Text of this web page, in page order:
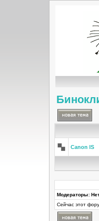
Canon IS
Модераторы:
Сейчас этот